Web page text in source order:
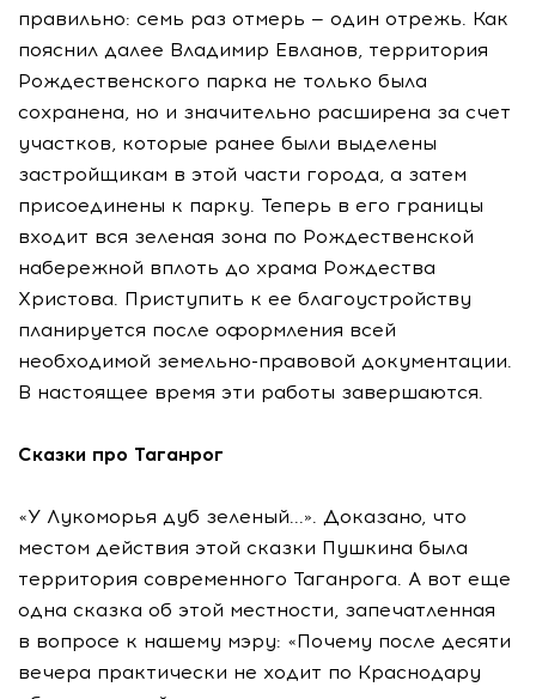
правильно: семь раз отмерь — один отрежь. Как
пояснил далее Владимир Евланов, территория
Рождественского парка не только была
сохранена, но и значительно расширена за счет
участков, которые ранее были выделены
застройщикам в этой части города, а затем
присоединены к парку. Теперь в его границы
входит вся зеленая зона по Рождественской
набережной вплоть до храма Рождества
Христова. Приступить к ее благоустройству
планируется после оформления всей
необходимой земельно-правовой документации.
В настоящее время эти работы завершаются.
Сказки про Таганрог
«У Лукоморья дуб зеленый...». Доказано, что
местом действия этой сказки Пушкина была
территория современного Таганрога. А вот еще
одна сказка об этой местности, запечатленная
в вопросе к нашему мэру: «Почему после десяти
вечера практически не ходит по Краснодару